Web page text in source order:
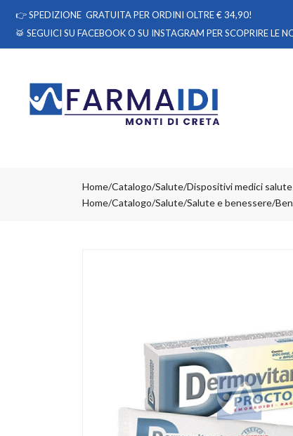
👉SPEDIZIONE GRATUITA PER ORDINI OLTRE € 34,90!
🥁 SEGUICI SU FACEBOOKO SU INSTAGRAM PER SCOPRIRE LE
Home Catalogo/Salute/Dispositivi medici salute
Home Catalogo/Salute/Salute e benessere/